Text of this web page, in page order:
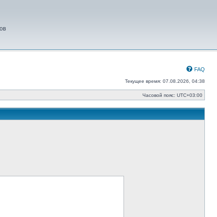
FAQ
Текущее время: 07.08.2026, 04:38
Часовой пояс: UTC+03:00